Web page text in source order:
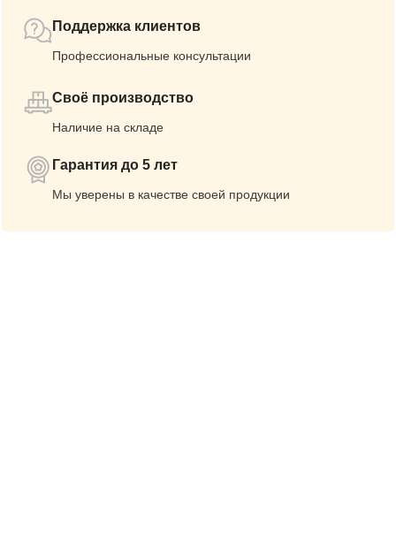
Поддержка клиентов
Профессиональные консультации
Своё производство
Наличие на складе
Гарантия до 5 лет
Мы уверены в качестве своей продукции